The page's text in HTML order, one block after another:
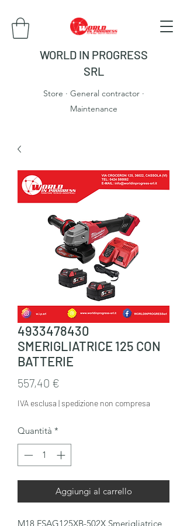
WORLD IN PROGRESS
SRL
Store · General contractor ·
Maintenance
4933478430
SMERIGLIATRICE 125 CON
BATTERIE
557,40 €
IVA esclusa | spedizione non compresa
Quantità *
Aggiungi al carrello
M18 FSAG125XB-502X Smerigliatrice